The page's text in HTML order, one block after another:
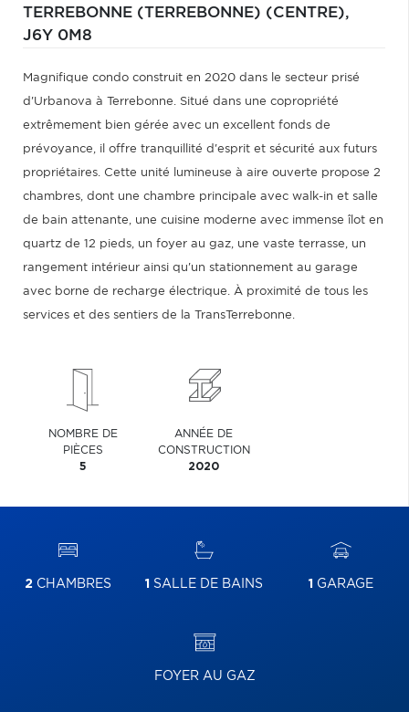
TERREBONNE (TERREBONNE) (CENTRE),
J6Y 0M8
Magnifique condo construit en 2020 dans le secteur prisé
d'Urbanova à Terrebonne. Situé dans une copropriété
extrêmement bien gérée avec un excellent fonds de
prévoyance, il offre tranquillité d'esprit et sécurité aux futurs
propriétaires. Cette unité lumineuse à aire ouverte propose 2
chambres, dont une chambre principale avec walk-in et salle
de bain attenante, une cuisine moderne avec immense îlot en
quartz de 12 pieds, un foyer au gaz, une vaste terrasse, un
rangement intérieur ainsi qu'un stationnement au garage
avec borne de recharge électrique. À proximité de tous les
services et des sentiers de la TransTerrebonne.
NOMBRE DE
PIÈCES
5
ANNÉE DE
CONSTRUCTION
2020
2 CHAMBRES 1 SALLE DE BAINS 1 GARAGE
FOYER AU GAZ